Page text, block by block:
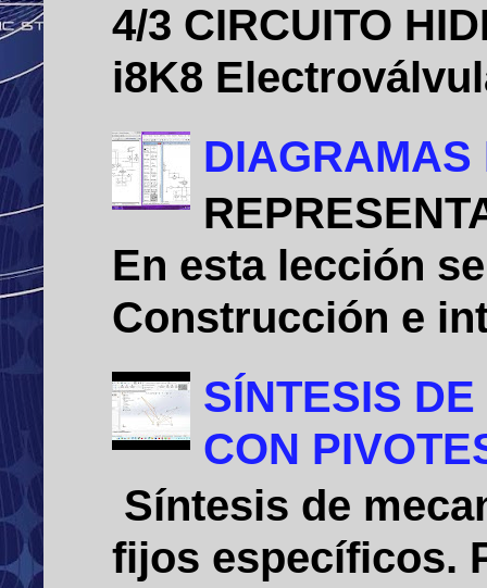
4/3 CIRCUITO
i8K8
DIAGRAMAS
En esta lección
Construcción e
SÍNTESIS
CON
Síntesis de
fijos específicos.